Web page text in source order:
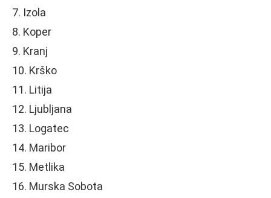
7. Izola
8. Koper
9. Kranj
10. Krško
11. Litija
12. Ljubljana
13. Logatec
14. Maribor
15. Metlika
16. Murska Sobota